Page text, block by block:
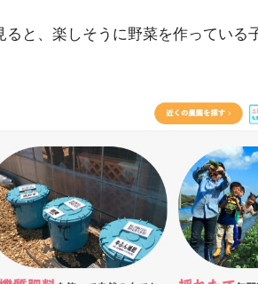
と、楽しそうに野菜を作っている